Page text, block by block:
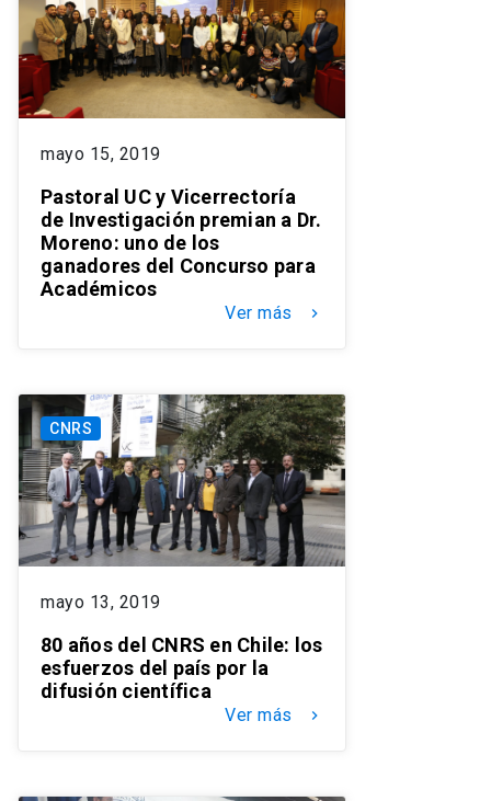
mayo 15, 2019
Pastoral UC y Vicerrectoría
de Investigación premian a Dr.
Moreno: uno de los
ganadores del Concurso para
Académicos
Ver más keyboard_arrow_right
CNRS
mayo 13, 2019
80 años del CNRS en Chile: los
esfuerzos del país por la
difusión científica
Ver más keyboard_arrow_right